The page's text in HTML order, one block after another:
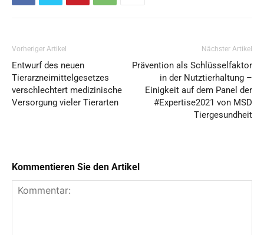
Vorheriger Artikel
Entwurf des neuen
Tierarzneimittelgesetzes
verschlechtert medizinische
Versorgung vieler Tierarten
Nächster Artikel
Prävention als Schlüsselfaktor
in der Nutztierhaltung –
Einigkeit auf dem Panel der
#Expertise2021 von MSD
Tiergesundheit
Kommentieren Sie den Artikel